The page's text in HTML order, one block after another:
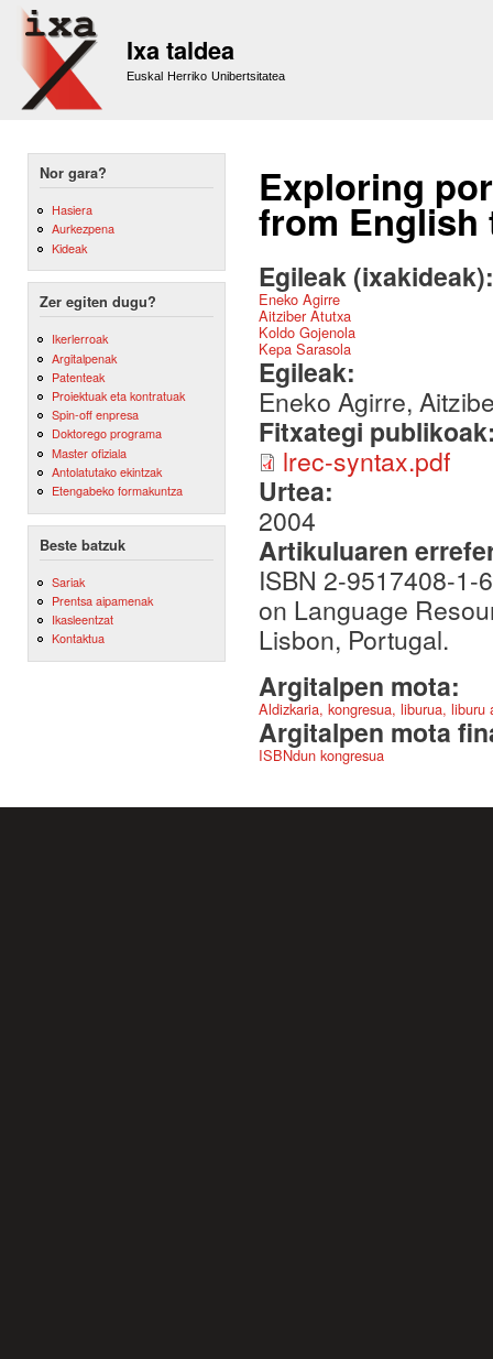
Ixa taldea
Euskal Herriko Unibertsitatea
Nor gara?
Hasiera
Aurkezpena
Kideak
Zer egiten dugu?
Ikerlerroak
Argitalpenak
Patenteak
Proiektuak eta kontratuak
Spin-off enpresa
Doktorego programa
Master ofiziala
Antolatutako ekintzak
Etengabeko formakuntza
Beste batzuk
Sariak
Prentsa aipamenak
Ikasleentzat
Kontaktua
Exploring
from English
Egileak
Eneko Agirre
Aitziber Atutxa
Koldo Gojenola
Kepa Sarasola
Egileak:
Eneko Agirre,
Fitxategi
lrec-syntax.pdf
Urtea:
2004
Artikuluaren
ISBN 2-9517408-1-
on Language
Lisbon, Portugal.
Argitalpen mota:
Aldizkaria, kongresua, liburua,
Argitalpen mota
ISBNdun kongresua